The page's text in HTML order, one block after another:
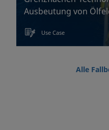
Ausbeutung von
Use Case
Alle